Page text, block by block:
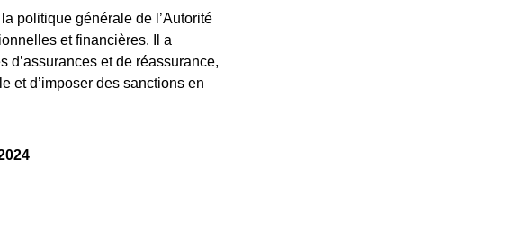
politique générale de l’Autorité
et financières. Il a
d’assurances et de réassurance,
et d’imposer des sanctions en